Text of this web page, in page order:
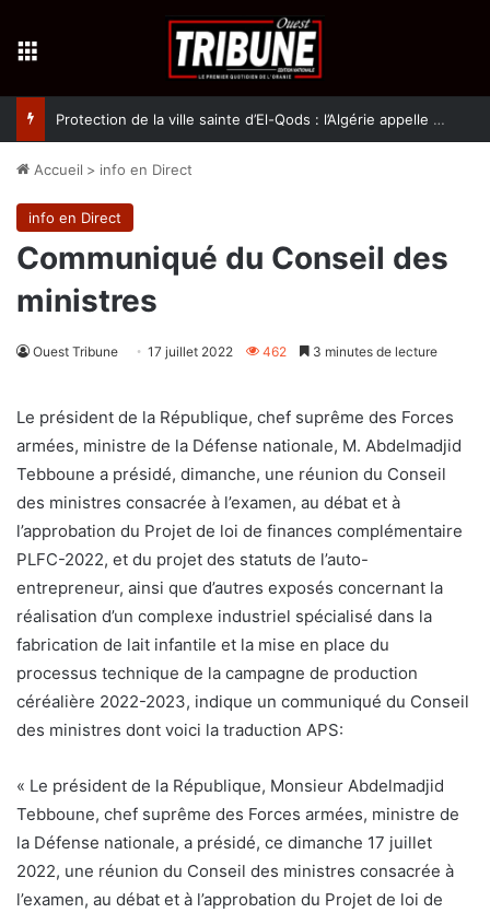
Protection de la ville sainte d’El-Qods : l’Algérie appelle à une action collective
Accueil > info en Direct
info en Direct
Communiqué du Conseil des
ministres
Ouest Tribune 17 juillet 2022 462 3 minutes de lecture
Le président de la République, chef suprême des Forces
armées, ministre de la Défense nationale, M. Abdelmadjid
Tebboune a présidé, dimanche, une réunion du Conseil
des ministres consacrée à l’examen, au débat et à
l’approbation du Projet de loi de finances complémentaire
PLFC-2022, et du projet des statuts de l’auto-
entrepreneur, ainsi que d’autres exposés concernant la
réalisation d’un complexe industriel spécialisé dans la
fabrication de lait infantile et la mise en place du
processus technique de la campagne de production
céréalière 2022-2023, indique un communiqué du Conseil
des ministres dont voici la traduction APS:
« Le président de la République, Monsieur Abdelmadjid
Tebboune, chef suprême des Forces armées, ministre de
la Défense nationale, a présidé, ce dimanche 17 juillet
2022, une réunion du Conseil des ministres consacrée à
l’examen, au débat et à l’approbation du Projet de loi de